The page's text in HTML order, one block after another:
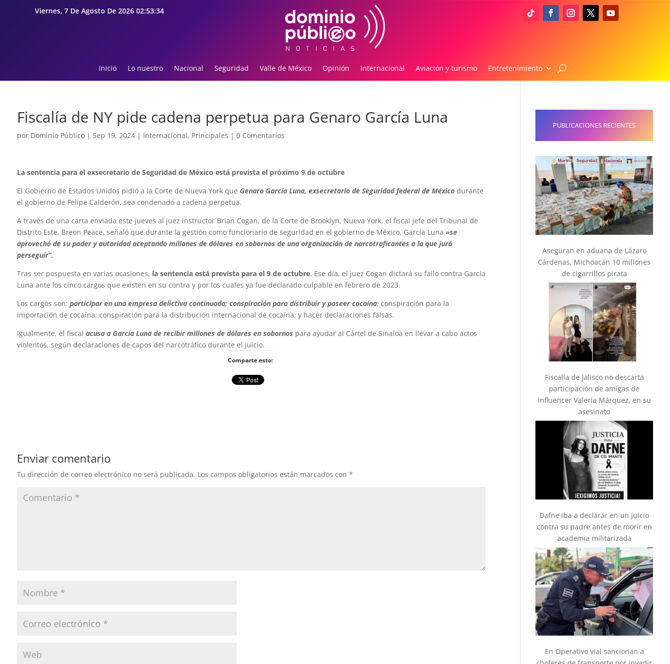
Viernes, 7 De Agosto De 2026 02:53:35
Inicio Lo nuestro Nacional Seguridad Valle de México Opinión Internacional Aviación y turismo Entretenimiento
Fiscalía de NY pide cadena perpetua para Genaro García Luna
por Dominio Público| Sep 19, 2024| Internacional, Principales | 0 Comentarios
La sentencia para el exsecretario de Seguridad de México está prevista el próximo 9 de octubre
El Gobierno de Estados Unidos pidió a la Corte de Nueva York que Genaro García Luna, exsecretario de Seguridad federal de Méxicodurante
el gobierno de Felipe Calderón, sea condenado a cadena perpetua.
A través de una carta enviada este jueves al juez instructor Brian Cogan, de la Corte de Brooklyn, Nueva York, el fiscal jefe del Tribunal de
Distrito Este, Breon Peace, señaló que durante la gestión como funcionario de seguridad en el gobierno de México, García Luna «se
aprovechó de su poder y autoridad aceptando millones de dólares en sobornos de una organización de narcotraficantes a la que juró
perseguir”.
Tras ser pospuesta en varias ocasiones, la sentencia está prevista para el 9 de octubre. Ese día, el juez Cogan dictará su fallo contra García
Luna ante los cinco cargos que existen en su contra y por los cuales ya fue declarado culpable en febrero de 2023.
Los cargos son: participar en una empresa delictiva continuada; conspiración para distribuir y poseer cocaína; conspiración para la
importación de cocaína; conspiración para la distribución internacional de cocaína; y hacer declaraciones falsas.
Igualmente, el fiscal acusa a García Luna de recibir millones de dólares en sobornos para ayudar al Cártel de Sinaloa en llevar a cabo actos
violentos, según declaraciones de capos del narcotráfico durante el juicio.
Comparte esto:
Enviar comentario
Tu dirección de correo electrónico no será publicada. Los campos obligatorios están marcados con *
PUBLICACIONES RECIENTES
Aseguran en aduana de Lázaro
Cárdenas, Michoacán 10 millones
de cigarrillos pirata
Fiscalía de Jalisco no descarta
participación de amigas de
influencer Valeria Márquez, en su
asesinato
Dafne iba a declarar en un juicio
contra su padre antes de morir en
academia militarizada
En Operativo vial sancionan a